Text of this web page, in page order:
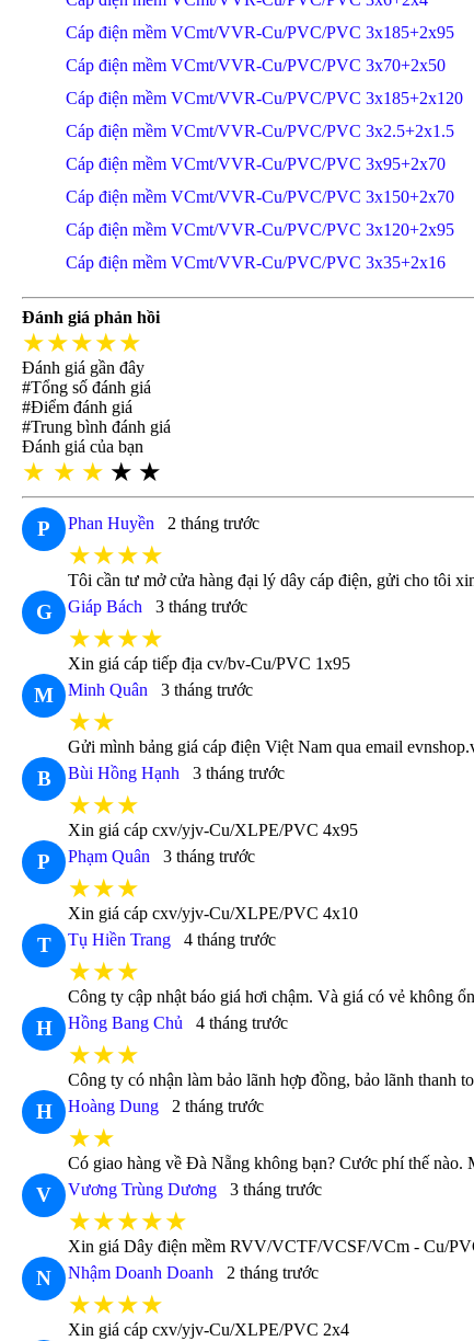
Cáp điện mềm VCmt/VVR-Cu/PVC/PVC 3x185+2x95
Cáp điện mềm VCmt/VVR-Cu/PVC/PVC 3x70+2x50
Cáp điện mềm VCmt/VVR-Cu/PVC/PVC 3x185+2x120
Cáp điện mềm VCmt/VVR-Cu/PVC/PVC 3x2.5+2x1.5
Cáp điện mềm VCmt/VVR-Cu/PVC/PVC 3x95+2x70
Cáp điện mềm VCmt/VVR-Cu/PVC/PVC 3x150+2x70
Cáp điện mềm VCmt/VVR-Cu/PVC/PVC 3x120+2x95
Cáp điện mềm VCmt/VVR-Cu/PVC/PVC 3x35+2x16
Đánh giá phản hồi
★★★★★
Đánh giá gần đây
#Tổng số đánh giá
#Điểm đánh giá
#Trung bình đánh giá
Đánh giá của bạn
★ ★ ★ ★ ★
P Phan Huyền 2 tháng trước
★★★★
Tôi cần tư mở cửa hàng đại lý dây cáp điện, gửi cho tôi
G Giáp Bách 3 tháng trước
★★★★
Xin giá cáp tiếp địa cv/bv-Cu/PVC 1x95
M Minh Quân 3 tháng trước
★★
Gửi mình bảng giá cáp điện Việt Nam qua email
B Bùi Hồng Hạnh 3 tháng trước
★★★
Xin giá cáp cxv/yjv-Cu/XLPE/PVC 4x95
P Phạm Quân 3 tháng trước
★★★
Xin giá cáp cxv/yjv-Cu/XLPE/PVC 4x10
T Tụ Hiền Trang 4 tháng trước
★★★
Công ty cập nhật báo giá hơi chậm. Và giá có vẻ không
H Hồng Bang Chủ 4 tháng trước
★★★
Công ty có nhận làm bảo lãnh hợp đồng, bảo lãnh thanh
H Hoàng Dung 2 tháng trước
★★
Có giao hàng về Đà Nẵng không bạn? Cước phí thế nào.
V Vương Trùng Dương 3 tháng trước
★★★★★
Xin giá Dây điện mềm RVV/VCTF/VCSF/VCm - Cu/
N Nhậm Doanh Doanh 2 tháng trước
★★★★
Xin giá cáp cxv/yjv-Cu/XLPE/PVC 2x4